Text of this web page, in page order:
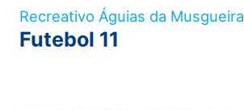
Recreativo Águias da Musgueira
Futebol 11